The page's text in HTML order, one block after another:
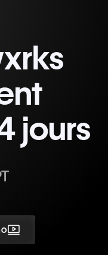
jours